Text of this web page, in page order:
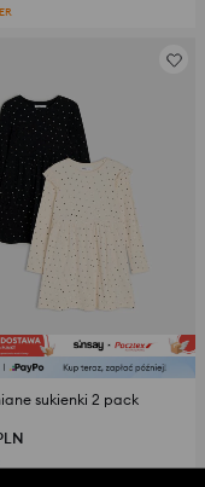
sukienki 2 pack